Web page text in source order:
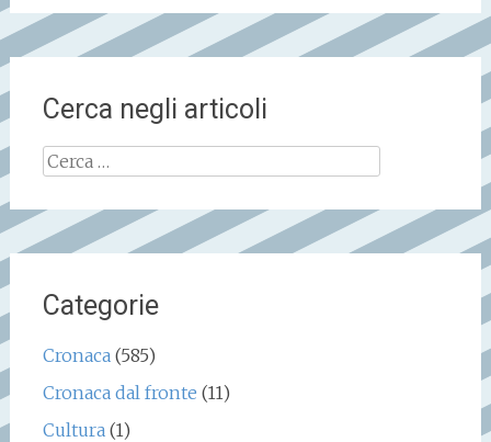
Cerca negli articoli
Ricerca
per:
Categorie
Cronaca (585)
Cronaca dal fronte (11)
Cultura (1)